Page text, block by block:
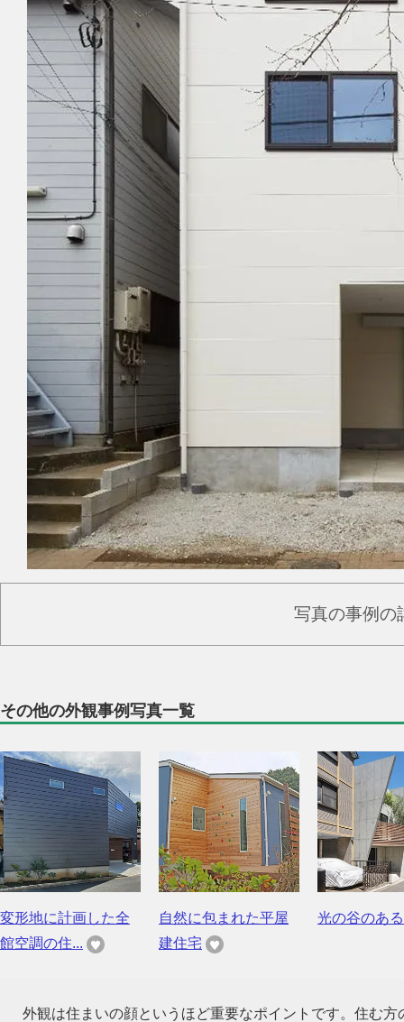
写真の事例の
その他の外観事例写真一覧
変形地に計画した全
館空調の住...
自然に包まれた平屋
建住宅
光の谷のあ
外観は住まいの顔というほど重要なポイントです。住む